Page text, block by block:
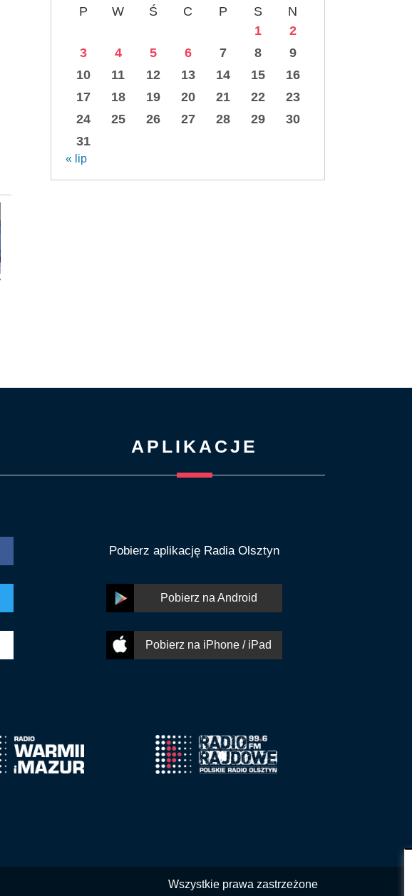
P W Ś C P S
N
1
2
3
4 5 6 7 8
9
10
11 12 13 14 15
16
17
18 19 20 21 22
23
24
25 26 27 28 29
30
31
« lip
APLIKACJE
Pobierz aplikację Radia Olsztyn
Pobierz na Android
Pobierz na iPhone / iPad
Wszystkie prawa zastrzeżone